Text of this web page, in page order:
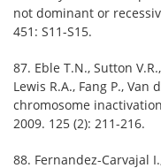
not dominant or
451: S11-S15.
87. Eble T.N., Sutton
Lewis R.A., Fang P.,
chromosome
2009. 125 (2): 211-216.
88. Fernandez-Carvajal